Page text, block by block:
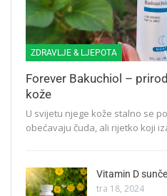
ZDRAVLJE & LJEPOTA
Forever Bakuchiol –
kože
U svijetu njege kože stalno se
obećavaju čuda, ali rijetko koji
Vitamin D
tra 18, 2024